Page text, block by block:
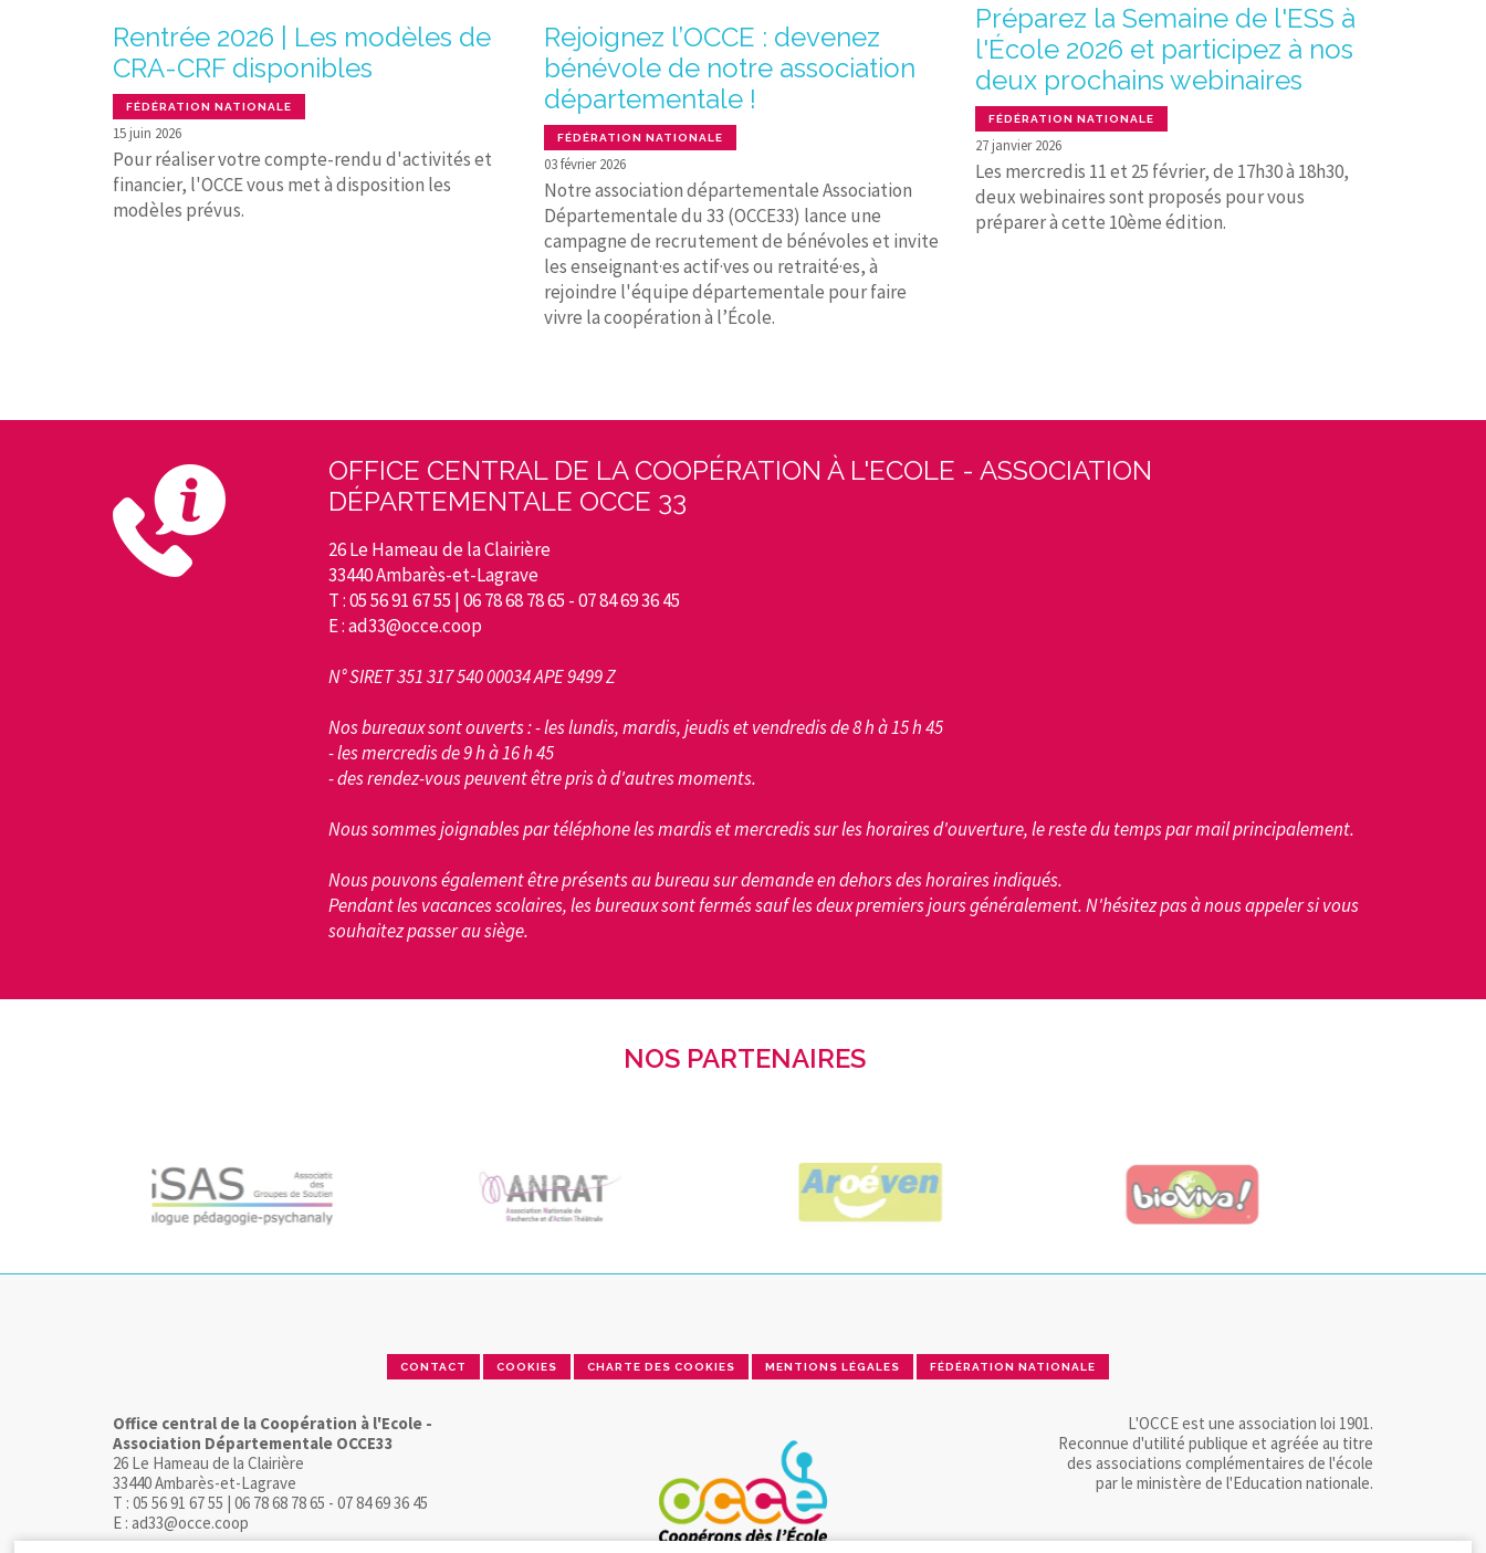
Rentrée 2026 | Les modèles de
CRA-CRF disponibles
FÉDÉRATION NATIONALE
15 juin 2026
Pour réaliser votre compte-rendu d'activités et
financier, l'OCCE vous met à disposition les
modèles prévus.
Rejoignez l’OCCE : devenez
bénévole de notre association
départementale !
FÉDÉRATION NATIONALE
03 février 2026
Notre association départementale Association
Départementale du 33 (OCCE33) lance une
campagne de recrutement de bénévoles et invite
les enseignant·es actif·ves ou retraité·es, à
rejoindre l'équipe départementale pour faire
vivre la coopération à l’École.
Préparez la Semaine de l'ESS à
l'École 2026 et participez à nos
deux prochains webinaires
FÉDÉRATION NATIONALE
27 janvier 2026
Les mercredis 11 et 25 février, de 17h30 à 18h30,
deux webinaires sont proposés pour vous
préparer à cette 10ème édition.
OFFICE CENTRAL DE LA COOPÉRATION À L'ECOLE - ASSOCIATION
DÉPARTEMENTALE OCCE 33
26 Le Hameau de la Clairière
33440 Ambarès-et-Lagrave
T : 05 56 91 67 55 | 06 78 68 78 65 - 07 84 69 36 45
E : ad33@occe.coop
N° SIRET 351 317 540 00034 APE 9499 Z
Nos bureaux sont ouverts : - les lundis, mardis, jeudis et vendredis de 8 h à 15 h 45
- les mercredis de 9 h à 16 h 45
- des rendez-vous peuvent être pris à d'autres moments.
Nous sommes joignables par téléphone les mardis et mercredis sur les horaires d'ouverture, le reste du temps par mail principalement.
Nous pouvons également être présents au bureau sur demande en dehors des horaires indiqués.
Pendant les vacances scolaires, les bureaux sont fermés sauf les deux premiers jours généralement. N'hésitez pas à nous appeler si vous
souhaitez passer au siège.
NOS PARTENAIRES
CONTACT COOKIES CHARTE DES COOKIES MENTIONS LÉGALES FÉDÉRATION NATIONALE
Office central de la Coopération à l'Ecole -
Association Départementale OCCE33
26 Le Hameau de la Clairière
33440 Ambarès-et-Lagrave
T : 05 56 91 67 55 | 06 78 68 78 65 - 07 84 69 36 45
E : ad33@occe.coop
L'OCCE est une association loi 1901.
Reconnue d'utilité publique et agréée au titre
des associations complémentaires de l'école
par le ministère de l'Education nationale.